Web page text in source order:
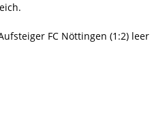
FC Nöttingen (1:2) leer